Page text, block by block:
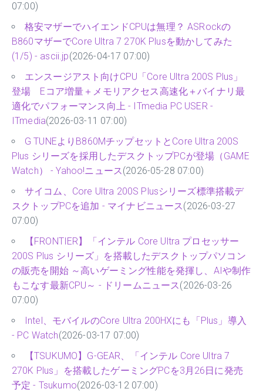
07:00)
格安マザーでハイエンドCPUは無理？ ASRockの
B860マザーでCore Ultra 7 270K Plusを動かしてみた
(1/5) - ascii.jp(2026-04-17 07:00)
エンスージアスト向けCPU「Core Ultra 200S Plus」
登場 Eコア増量＋メモリアクセス高速化＋バイナリ最
適化でパフォーマンス向上 - ITmedia PC USER -
ITmedia(2026-03-11 07:00)
G TUNEよりB860MチップセットとCore Ultra 200S
Plus シリーズを採用したデスクトップPCが登場（GAME
Watch） - Yahoo!ニュース(2026-05-28 07:00)
サイコム、Core Ultra 200S Plusシリーズ標準搭載デ
スクトップPCを追加 - マイナビニュース(2026-03-27
07:00)
【FRONTIER】「インテル Core Ultra プロセッサー
200S Plus シリーズ」を搭載したデスクトップパソコン
の販売を開始 ～高いゲーミング性能を発揮し、AIや制作
もこなす最新CPU～ - ドリームニュース(2026-03-26
07:00)
Intel、モバイルのCore Ultra 200HXにも「Plus」導入
- PC Watch(2026-03-17 07:00)
【TSUKUMO】G-GEAR、「インテル Core Ultra 7
270K Plus」を搭載したゲーミングPCを3月26日に発売
予定 - Tsukumo(2026-03-12 07:00)